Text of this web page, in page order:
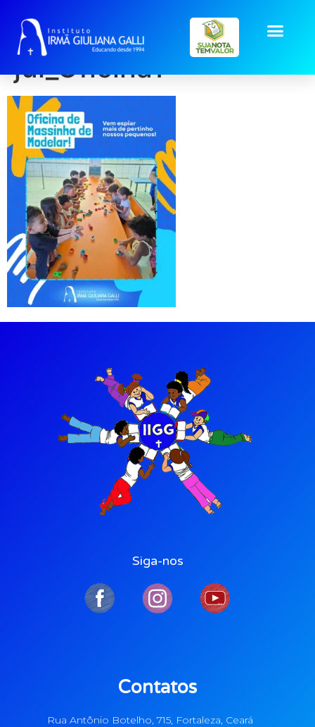
post2026-
jul_Oficina1
Siga-nos
Contatos
Rua Antônio Botelho, 715, Fortaleza, Ceará